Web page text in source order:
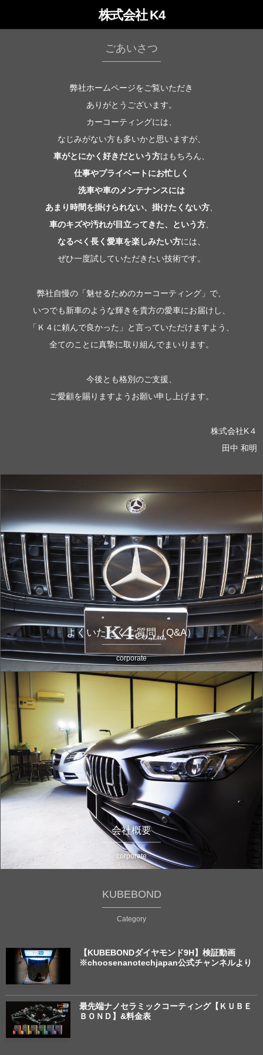
株式会社 K4
ごあいさつ
弊社ホームページをご覧いただき
ありがとうございます。
カーコーティングには、
なじみがない方も多いかと思いますが、
車がとにかく好きだという方はもちろん、
仕事やプライベートにお忙しく
洗車や車のメンテナンスには
あまり時間を掛けられない、掛けたくない方
車のキズや汚れが目立ってきた、という方
なるべく長く愛車を楽しみたい方には、
ぜひ一度試していただきたい技術です。
弊社自慢の「魅せるためのカーコーティング」で、
いつでも新車のような輝きを貴方の愛車にお届けし、
「Ｋ４に頼んで良かった」と言っていただけますよう、
全てのことに真摯に取り組んでまいります。
今後とも格別のご支援、
ご愛顧を賜りますようお願い申し上げます。
株式会社K４
田中 和明
よくいただくご質問（Q&A）
corporate
会社概要
corporate
KUBEBOND
Category
【KUBEBONDダイヤモンド9H】検証動画
※choosenanotechjapan公式チャンネルより
最先端ナノセラミックコーティング【ＫＵＢＥ
ＢＯＮＤ】&料金表